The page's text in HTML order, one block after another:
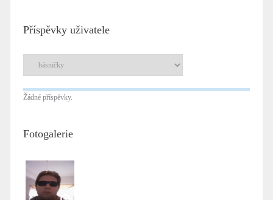
Příspěvky uživatele
Žádné příspěvky.
Fotogalerie